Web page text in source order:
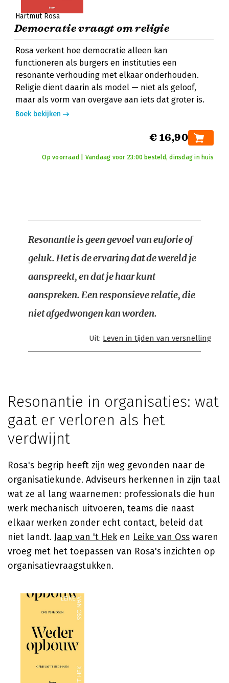
Hartmut Rosa
Democratie vraagt om religie
Rosa verkent hoe democratie alleen kan
functioneren als burgers en instituties een
resonante verhouding met elkaar onderhouden.
Religie dient daarin als model — niet als geloof,
maar als vorm van overgave aan iets dat groter is.
Boek bekijken
€ 16,90
Op voorraad | Vandaag voor 23:00 besteld, dinsdag in huis
Resonantie is geen gevoel van euforie of
geluk. Het is de ervaring dat de wereld je
aanspreekt, en dat je haar kunt
aanspreken. Een responsieve relatie, die
niet afgedwongen kan worden.
Uit: Leven in tijden van versnelling
Resonantie in organisaties: wat
gaat er verloren als het
verdwijnt
Rosa's begrip heeft zijn weg gevonden naar de
organisatiekunde. Adviseurs herkennen in zijn taal
wat ze al lang waarnemen: professionals die hun
werk mechanisch uitvoeren, teams die naast
elkaar werken zonder echt contact, beleid dat
niet landt. Jaap van 't Heken Leike van Oss waren
vroeg met het toepassen van Rosa's inzichten op
organisatievraagstukken.